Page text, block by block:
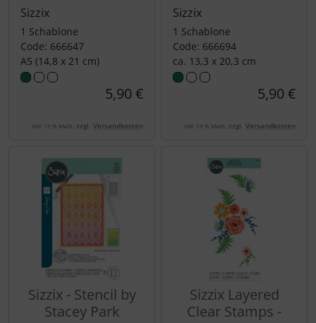
Sizzix
1 Schablone
Code: 666647
A5 (14,8 x 21 cm)
5,90 €
inkl. 19 % MwSt. zzgl. Versandkosten
Sizzix
1 Schablone
Code: 666694
ca. 13,3 x 20,3 cm
5,90 €
inkl. 19 % MwSt. zzgl. Versandkosten
Sizzix - Stencil by
Stacey Park
Sizzix Layered
Clear Stamps -